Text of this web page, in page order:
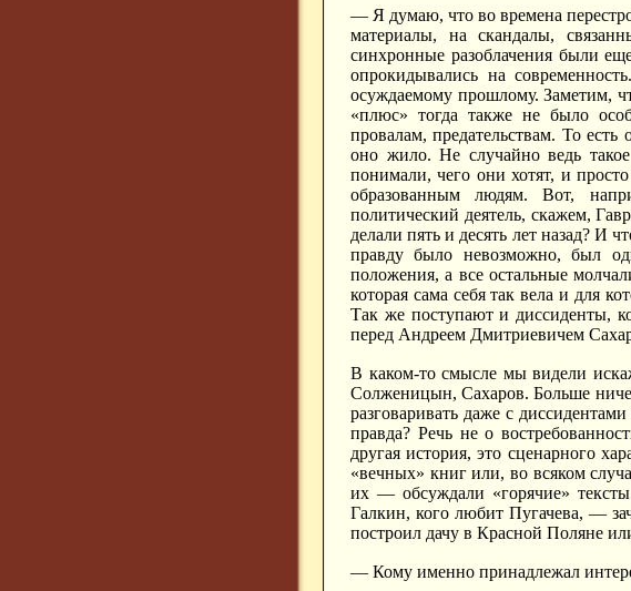
— Я думаю, что во времена
материалы, на скандалы,
синхронные разоблачения были
опрокидывались на
осуждаемому прошлому. Заметим,
«плюс» тогда также не было
провалам, предательствам. То
оно жило. Не случайно ведь
понимали, чего они хотят, и
образованным людям. Вот,
политический деятель, скажем,
делали пять и десять лет назад? И
правду было невозможно, был
положения, а все остальные
которая сама себя так вела и для
Так же поступают и диссиденты,
перед Андреем Дмитриевичем
В каком-то смысле мы видели
Солженицын, Сахаров. Больше
разговаривать даже с
правда? Речь не о
другая история, это сценарного
«вечных» книг или, во всяком
их — обсуждали «горячие»
Галкин, кого любит Пугачева, —
построил дачу в Красной Поляне
— Кому именно принадлежал